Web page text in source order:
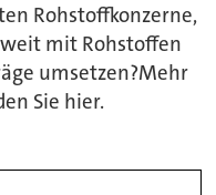
Rohstoffkonzerne,
mit Rohstoffen
umsetzen?Mehr
Sie hier.